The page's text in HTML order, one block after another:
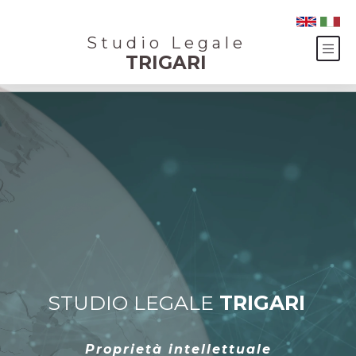
Studio Legale
TRIGARI
STUDIO LEGALE TRIGARI
Proprietà intellettuale